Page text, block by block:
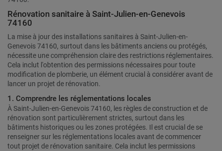
Rénovation sanitaire à Saint-Julien-en-Genevois
74160
La mise à jour des installations sanitaires à Saint-Julien-en-
Genevois 74160, surtout dans les bâtiments anciens ou protégés,
nécessite une compréhension claire des restrictions réglementaires.
Cela inclut l'obtention des permissions nécessaires pour toute
modification de plomberie, un élément crucial à considérer avant de
lancer un projet de rénovation.
1. Comprendre les réglementations locales
À Saint-Julien-en-Genevois 74160, les règles de construction et de
rénovation sont particulièrement strictes, surtout dans les
bâtiments historiques ou les zones protégées. Il est crucial de se
renseigner sur les réglementations locales avant de commencer
tout projet de rénovation sanitaire. Cela inclut les permissions